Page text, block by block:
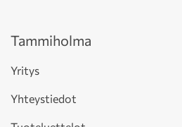
Tammiholma
Yritys
Yhteystiedot